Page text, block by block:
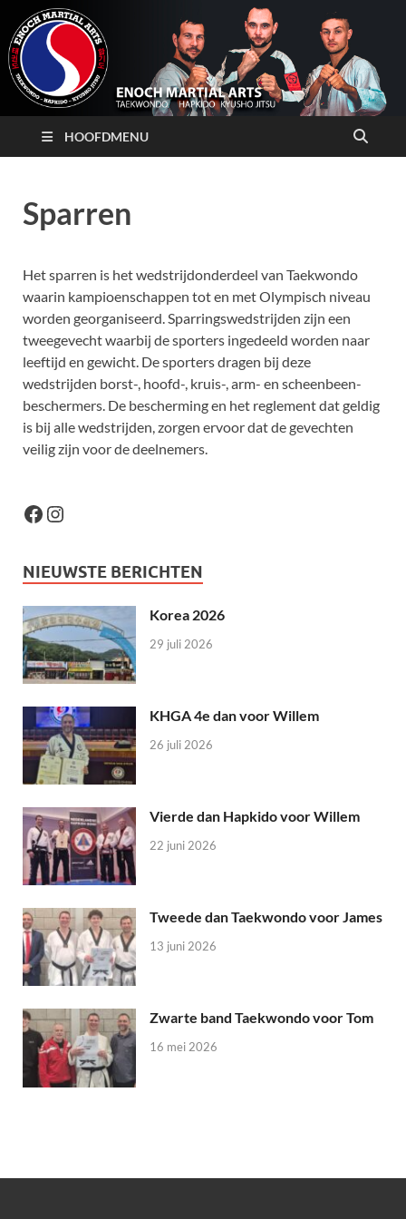
HOOFDMENU
Sparren
Het sparren is het wedstrijdonderdeel van Taekwondo
waarin kampioenschappen tot en met Olympisch niveau
worden georganiseerd. Sparringswedstrijden zijn een
tweegevecht waarbij de sporters ingedeeld worden naar
leeftijd en gewicht. De sporters dragen bij deze
wedstrijden borst-, hoofd-, kruis-, arm- en scheenbeen­
beschermers. De bescherming en het reglement dat geldig
is bij alle wedstrijden, zorgen ervoor dat de gevechten
veilig zijn voor de deelnemers.
NIEUWSTE BERICHTEN
Korea 2026
29 juli 2026
KHGA 4e dan voor Willem
26 juli 2026
Vierde dan Hapkido voor Willem
22 juni 2026
Tweede dan Taekwondo voor James
13 juni 2026
Zwarte band Taekwondo voor Tom
16 mei 2026